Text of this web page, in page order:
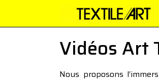
Vidéos Art
Nous proposons